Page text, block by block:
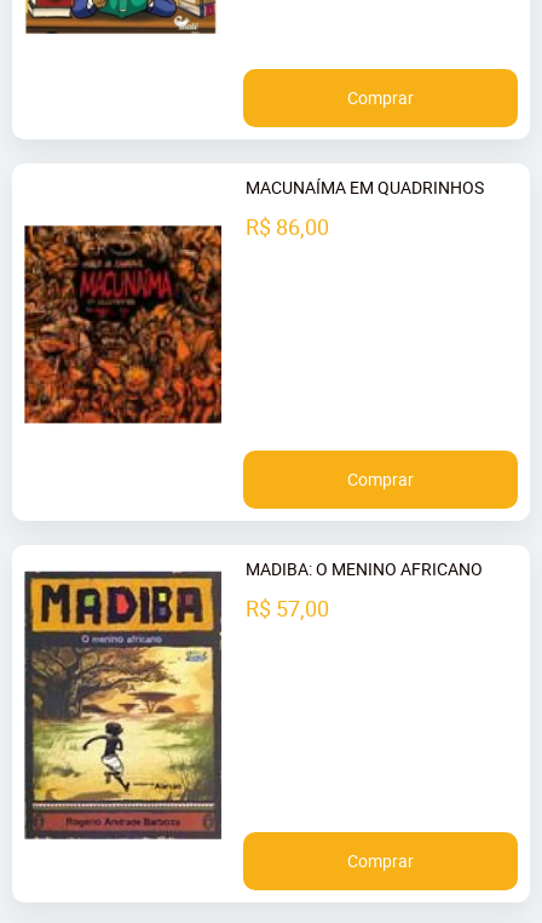
Comprar
MACUNAÍMA EM QUADRINHOS
R$ 86,00
Comprar
MADIBA: O MENINO AFRICANO
R$ 57,00
Comprar